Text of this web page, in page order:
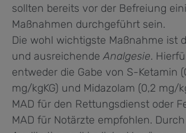
sollten bereits vor der Befreiung
Maßnahmen durchgeführt sein.
Die wohl wichtigste Maßnahme ist
und ausreichendeAnalgesie.
entweder die Gabe von S-Ketamin
mg/kgKG) und Midazolam (0,2 mg/
MAD für den Rettungsdienst oder
MAD für Notärzte empfohlen.